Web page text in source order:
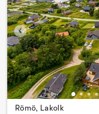
Römö, Lakolk